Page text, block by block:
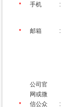
* 手机 :
* 邮箱 :
*
公司官
网或微
信公众
: